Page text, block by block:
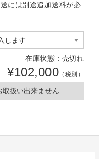
には別途追加送料が必
在庫状態：売切れ
¥102,000 （税別）
取扱い出来ません